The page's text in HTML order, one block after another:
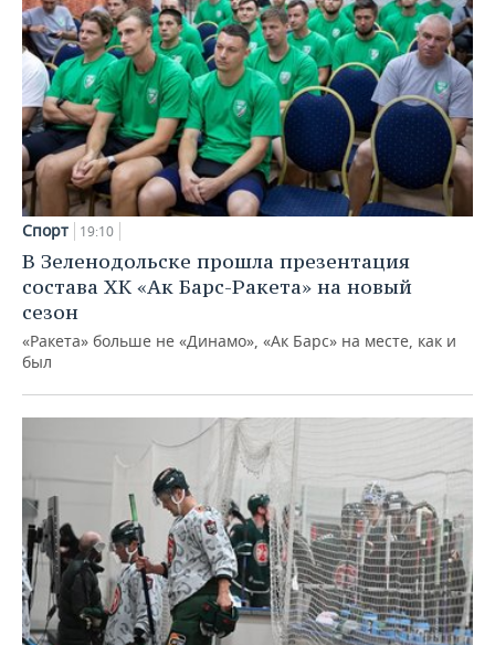
Спорт 19:10
В Зеленодольске прошла презентация
состава ХК «Ак Барс-Ракета» на новый
сезон
«Ракета» больше не «Динамо», «Ак Барс» на месте, как и
был